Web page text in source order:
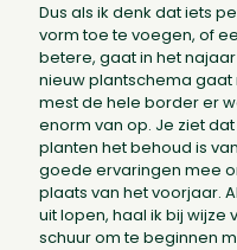
Dus als ik denk dat iets
vorm toe te voegen, of
betere, gaat in het
nieuw plantschema
mest de hele border er
enorm van op. Je ziet
planten het behoud is
goede ervaringen mee
plaats van het voorjaar.
uit lopen, haal ik bij wijze
schuur om te beginnen